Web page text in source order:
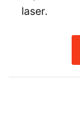
laser.